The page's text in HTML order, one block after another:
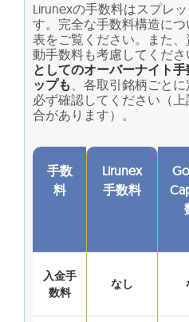
Lirunexの手数料はスプレ
す。完全な手数料構造に
表をご覧ください。また
動手数料も考慮してくださ
としてのオーバーナイト
ップも 、各取引銘柄ごとに
必ず確認してください（
合があります）。
手数
料
Lirunex
手数料
入金手
数料
なし